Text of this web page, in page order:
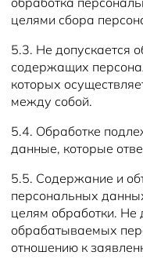
целями сбора
5.3. Не допускается
содержащих
которых
между собой.
5.4. Обработке
данные, которые
5.5. Содержание и
персональных
целям обработки. Не
обрабатываемых
отношению к